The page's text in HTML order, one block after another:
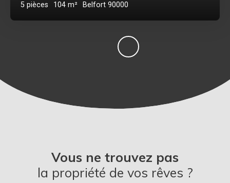
5 pièces 104 m² Belfort 90000
Vous ne trouvez pas
la propriété de vos rêves ?